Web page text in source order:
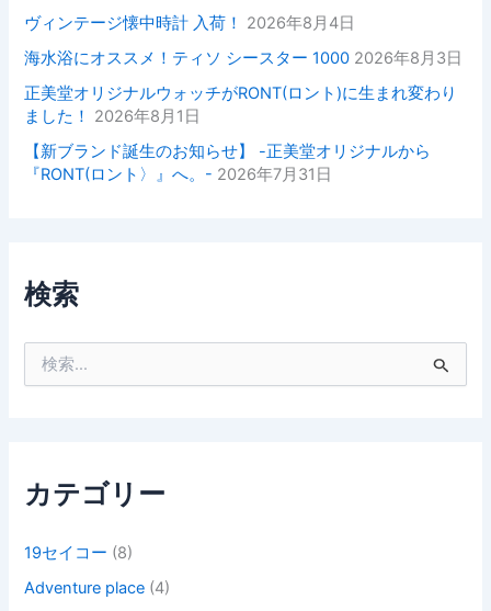
ヴィンテージ懐中時計 入荷！
2026年8月4日
海水浴にオススメ！ティソ シースター 1000 2026年8月3日
正美堂オリジナルウォッチがRONT(ロント)に生まれ変わり
ました！
2026年8月1日
【新ブランド誕生のお知らせ】 -正美堂オリジナルから
『RONT(ロント〉』へ。- 2026年7月31日
検索
カテゴリー
19セイコー (8)
Adventure place (4)